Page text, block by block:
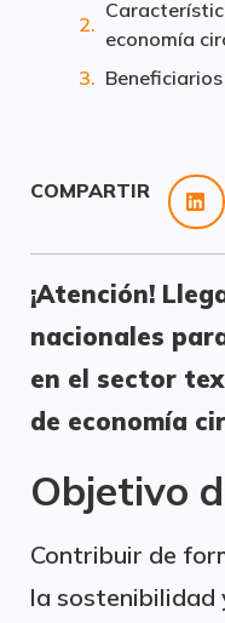
COMPARTIR
¡Atención!
nacionales
en el sector
de economía
Objetivo
Contribuir de
la sostenibilidad
economía
Beneficiarios